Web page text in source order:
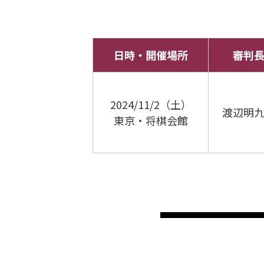
日時・開催場所 審判長
2024/11/2（土）
東京・将棋会館
渡辺明